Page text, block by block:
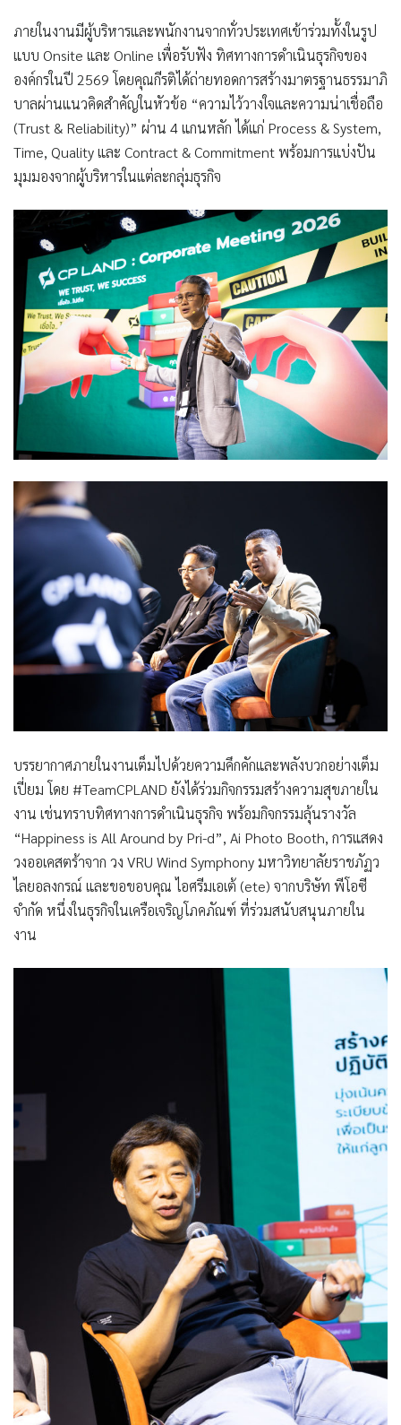
ภายในงานมีผู้บริหารและพนักงานจากทั่วประเทศเข้าร่วมทั้งในรูป
แบบ Onsite และ Online เพื่อรับฟัง ทิศทางการดำเนินธุรกิจของ
องค์กรในปี 2569 โดยคุณกีรติได้ถ่ายทอดการสร้างมาตรฐานธรรมาภิ
บาลผ่านแนวคิดสำคัญในหัวข้อ “ความไว้วางใจและความน่าเชื่อถือ
(Trust & Reliability)” ผ่าน 4 แกนหลัก ได้แก่ Process & System,
Time, Quality และ Contract & Commitment พร้อมการแบ่งปัน
มุมมองจากผู้บริหารในแต่ละกลุ่มธุรกิจ
บรรยากาศภายในงานเต็มไปด้วยความคึกคักและพลังบวกอย่างเต็ม
เปี่ยม โดย #TeamCPLAND ยังได้ร่วมกิจกรรมสร้างความสุขภายใน
งาน เช่นทราบทิศทางการดำเนินธุรกิจ พร้อมกิจกรรมลุ้นรางวัล
“Happiness is All Around by Pri-d”, Ai Photo Booth, การแสดง
วงออเคสตร้าจาก วง VRU Wind Symphony มหาวิทยาลัยราชภัฏว
ไลยอลงกรณ์ และขอขอบคุณ ไอศรีมเอเต้ (ete) จากบริษัท พีโอซี
จำกัด หนึ่งในธุรกิจในเครือเจริญโภคภัณฑ์ ที่ร่วมสนับสนุนภายใน
งาน